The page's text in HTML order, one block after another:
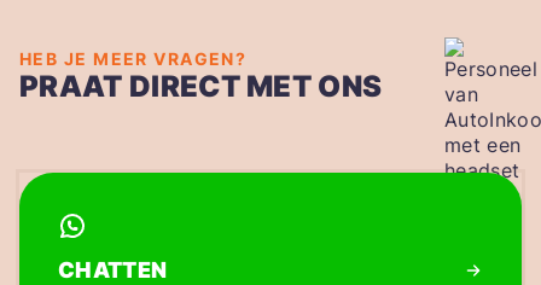
HEB JE MEER VRAGEN?
PRAAT DIRECT MET ONS
CHATTEN